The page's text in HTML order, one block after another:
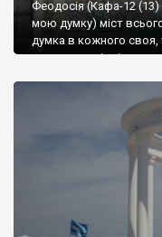
Феодосія (Кафа-12 (13)
мою думку) міст
думка в кожного своя,
запрошую відвідати це